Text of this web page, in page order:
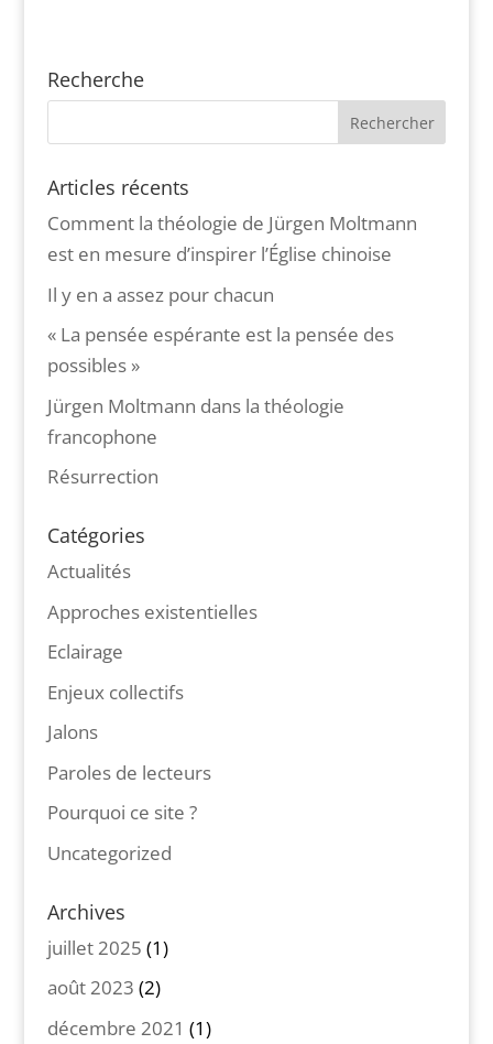
Recherche
Articles récents
Comment la théologie de Jürgen Moltmann
est en mesure d’inspirer l’Église chinoise
Il y en a assez pour chacun
« La pensée espérante est la pensée des
possibles »
Jürgen Moltmann dans la théologie
francophone
Résurrection
Catégories
Actualités
Approches existentielles
Eclairage
Enjeux collectifs
Jalons
Paroles de lecteurs
Pourquoi ce site ?
Uncategorized
Archives
juillet 2025 (1)
août 2023 (2)
décembre 2021 (1)